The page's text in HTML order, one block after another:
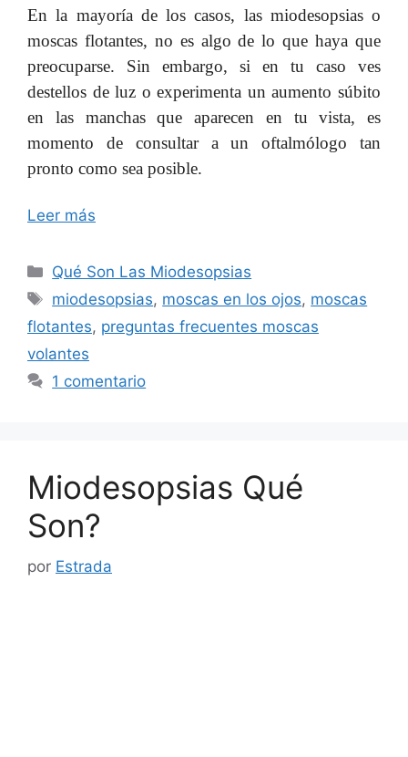
En la mayoría de los casos, las miodesopsias o
moscas flotantes, no es algo de lo que haya que
preocuparse. Sin embargo, si en tu caso ves
destellos de luz o experimenta un aumento súbito
en las manchas que aparecen en tu vista, es
momento de consultar a un oftalmólogo tan
pronto como sea posible.
Leer más
Categorías
Qué Son Las Miodesopsias
Etiquetas
miodesopsias, moscas en los ojos, moscas
flotantes, preguntas frecuentes moscas
volantes
1 comentario
Miodesopsias Qué
Son?
por Estrada